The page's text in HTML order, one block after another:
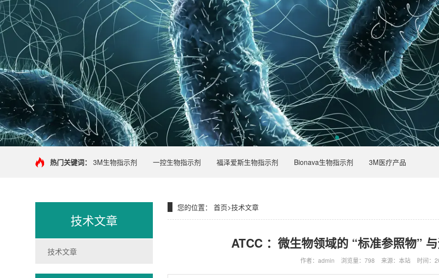
热门关键词： 3M生物指示剂 一控生物指示剂 福泽爱斯生物指示剂 Bionava生物指示剂 3M医疗产品
技术文章
技术文章
您的位置： 首页>技术文章
ATCC ：微生物领域的 “标准参照物”
作者：admin 浏览量：798 来源：本站 时间：